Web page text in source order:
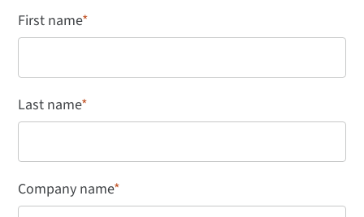
First name*
Last name*
Company name*